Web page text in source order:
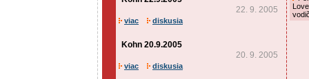
22. 9. 2005
viac diskusia
Kohn 20.9.2005
20. 9. 2005
viac diskusia